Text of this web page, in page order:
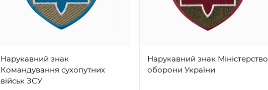
Нарукавний знак
Командування сухопутних
військ ЗСУ
Нарукавний знак Міністерство
оборони України